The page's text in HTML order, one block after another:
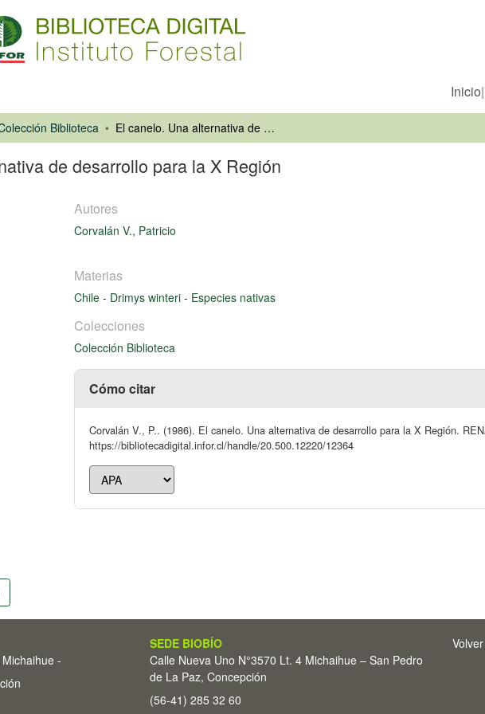
Inicio|
Biblioteca El canelo. Una alternativa de desarrollo para la X Región
de desarrollo para la X Región
Autores
Corvalán V., Patricio
Materias
Chile - Drimys winteri - Especies nativas
Colecciones
Colección Biblioteca
Cómo citar
Corvalán V., P.. (1986). El canelo. Una alternativa de desarrollo para la X Región.
https://bibliotecadigital.infor.cl/handle/20.500.12220/12364
-
SEDE BIOBÍO
Calle Nueva Uno N°3570 Lt. 4 Michaihue – San Pedro
de La Paz, Concepción
(56-41) 285 32 60